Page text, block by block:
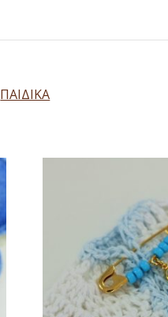
ΠΑΙΔΙΚΑ